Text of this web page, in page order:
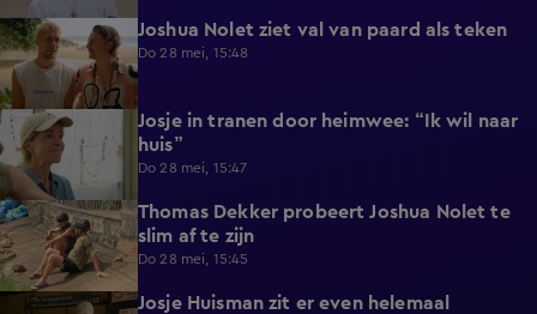
0:28 Joshua Nolet ziet val van paard als teken
Do 28 mei, 15:48
0:59
Josje in tranen door heimwee: “Ik wil naar
huis”
Do 28 mei, 15:47
0:41
Thomas Dekker probeert Joshua Nolet te
slim af te zijn
Do 28 mei, 15:45
0:41
Josje Huisman zit er even helemaal